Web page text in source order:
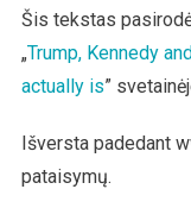
Šis tekstas
„Trump, Kennedy
actually is”
Išversta padedant
pataisymų.